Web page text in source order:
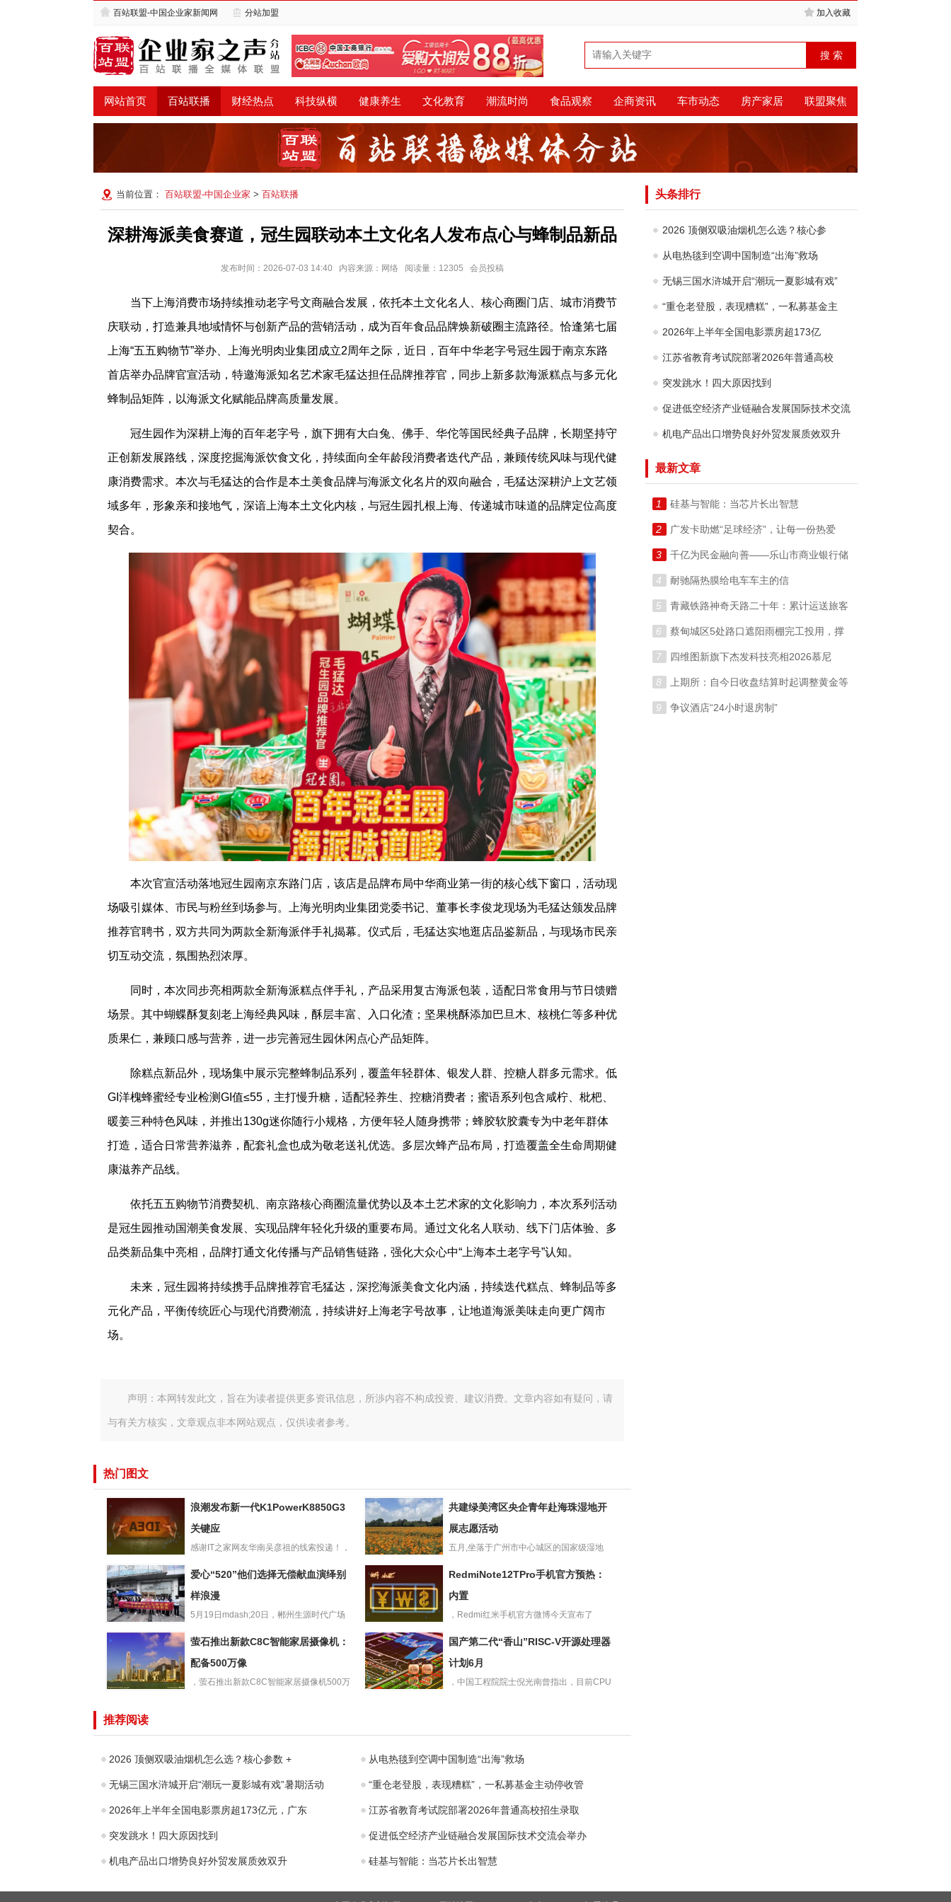
百站联盟-中国企业家新闻网 分站加盟 加入收藏
网站首页 百站联播 财经热点 科技纵横 健康养生 文化教育 潮流时尚 食品观察 企商资讯 车市动态 房产家居 联盟聚焦
当前位置： 百站联盟-中国企业家 > 百站联播
深耕海派美食赛道，冠生园联动本土文化名人发布点心与蜂制品新品
发布时间：2026-07-03 14:40 内容来源：网络 阅读量：12305 会员投稿
当下上海消费市场持续推动老字号文商融合发展，依托本土文化名人、核心商圈门店、城市消费节
庆联动，打造兼具地域情怀与创新产品的营销活动，成为百年食品品牌焕新破圈主流路径。恰逢第七届
上海“五五购物节”举办、上海光明肉业集团成立2周年之际，近日，百年中华老字号冠生园于南京东路
首店举办品牌官宣活动，特邀海派知名艺术家毛猛达担任品牌推荐官，同步上新多款海派糕点与多元化
蜂制品矩阵，以海派文化赋能品牌高质量发展。
冠生园作为深耕上海的百年老字号，旗下拥有大白兔、佛手、华佗等国民经典子品牌，长期坚持守
正创新发展路线，深度挖掘海派饮食文化，持续面向全年龄段消费者迭代产品，兼顾传统风味与现代健
康消费需求。本次与毛猛达的合作是本土美食品牌与海派文化名片的双向融合，毛猛达深耕沪上文艺领
域多年，形象亲和接地气，深谙上海本土文化内核，与冠生园扎根上海、传递城市味道的品牌定位高度
契合。
本次官宣活动落地冠生园南京东路门店，该店是品牌布局中华商业第一街的核心线下窗口，活动现
场吸引媒体、市民与粉丝到场参与。上海光明肉业集团党委书记、董事长李俊龙现场为毛猛达颁发品牌
推荐官聘书，双方共同为两款全新海派伴手礼揭幕。仪式后，毛猛达实地逛店品鉴新品，与现场市民亲
切互动交流，氛围热烈浓厚。
同时，本次同步亮相两款全新海派糕点伴手礼，产品采用复古海派包装，适配日常食用与节日馈赠
场景。其中蝴蝶酥复刻老上海经典风味，酥层丰富、入口化渣；坚果桃酥添加巴旦木、核桃仁等多种优
质果仁，兼顾口感与营养，进一步完善冠生园休闲点心产品矩阵。
除糕点新品外，现场集中展示完整蜂制品系列，覆盖年轻群体、银发人群、控糖人群多元需求。低
GI洋槐蜂蜜经专业检测GI值≤55，主打慢升糖，适配轻养生、控糖消费者；蜜语系列包含咸柠、枇杷、
暖姜三种特色风味，并推出130g迷你随行小规格，方便年轻人随身携带；蜂胶软胶囊专为中老年群体
打造，适合日常营养滋养，配套礼盒也成为敬老送礼优选。多层次蜂产品布局，打造覆盖全生命周期健
康滋养产品线。
依托五五购物节消费契机、南京路核心商圈流量优势以及本土艺术家的文化影响力，本次系列活动
是冠生园推动国潮美食发展、实现品牌年轻化升级的重要布局。通过文化名人联动、线下门店体验、多
品类新品集中亮相，品牌打通文化传播与产品销售链路，强化大众心中“上海本土老字号”认知。
未来，冠生园将持续携手品牌推荐官毛猛达，深挖海派美食文化内涵，持续迭代糕点、蜂制品等多
元化产品，平衡传统匠心与现代消费潮流，持续讲好上海老字号故事，让地道海派美味走向更广阔市
场。
声明：本网转发此文，旨在为读者提供更多资讯信息，所渉内容不构成投资、建议消费。文章内容如有疑问，请
与有关方核实，文章观点非本网站观点，仅供读者参考。
热门图文
浪潮发布新一代
K1PowerK8850G
3关键应
浪潮发布新一代K1PowerK8850G3
关键应
感谢IT之家网友华南吴彦祖的线索投递！，
共建绿美湾区央
企青年赴海珠湿
地开展志愿活动
共建绿美湾区央企青年赴海珠湿地开
展志愿活动
五月,坐落于广州市中心城区的国家级湿地
爱心“520”他们选
择无偿献血演绎
别样浪漫
爱心“520”他们选择无偿献血演绎别
样浪漫
5月19日mdash;20日，郴州生源时代广场
RedmiNote12TPr
o手机官方预热：
内置
RedmiNote12TPro手机官方预热：
内置
，Redmi红米手机官方微博今天宣布了
C8C智能家居摄
萤石推出新款C8C智能家居摄像机：
配备500万像
，萤石推出新款C8C智能家居摄像机500万
国产第二代“香山”RISC-V开源处理器
计划6月
，中国工程院院士倪光南曾指出，目前CPU
推荐阅读
2026 顶侧双吸油烟机怎么选？核心参数 + 从电热毯到空调中国制造“出海”救场
无锡三国水浒城开启“潮玩一夏影城有戏”暑期活动 “重仓老登股，表现糟糕”，一私募基金主动停收管
2026年上半年全国电影票房超173亿元，广东 江苏省教育考试院部署2026年普通高校招生录取
突发跳水！四大原因找到 促进低空经济产业链融合发展国际技术交流会举办
机电产品出口增势良好外贸发展质效双升 硅基与智能：当芯片长出智慧
头条排行
2026 顶侧双吸油烟机怎么选？核心参
从电热毯到空调中国制造“出海”救场
无锡三国水浒城开启“潮玩一夏影城有戏”
“重仓老登股，表现糟糕”，一私募基金主
2026年上半年全国电影票房超173亿
江苏省教育考试院部署2026年普通高校
突发跳水！四大原因找到
促进低空经济产业链融合发展国际技术交流
机电产品出口增势良好外贸发展质效双升
最新文章
1 硅基与智能：当芯片长出智慧
2 广发卡助燃“足球经济”，让每一份热爱
3 千亿为民金融向善——乐山市商业银行储
4 耐驰隔热膜给电车车主的信
5 青藏铁路神奇天路二十年：累计运送旅客
6 蔡甸城区5处路口遮阳雨棚完工投用，撑
7 四维图新旗下杰发科技亮相2026慕尼
8 上期所：自今日收盘结算时起调整黄金等
9 争议酒店“24小时退房制”